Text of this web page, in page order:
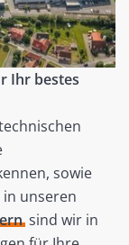
Ihr bestes
sowie
unseren
sind wir in